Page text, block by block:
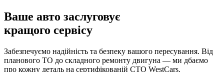
Ваше авто заслуговує
кращого сервісу
Забезпечуємо надійність та безпеку вашого пересування. Від
планового ТО до складного ремонту двигуна — ми дбаємо
про кожну деталь на сертифікованій СТО WestCars.